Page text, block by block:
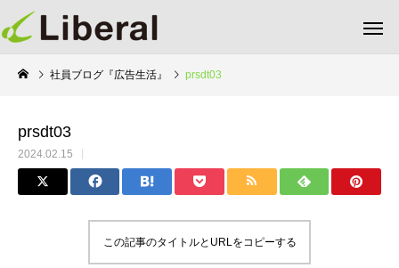
社員ブログ『広告生活』 prsdt03
prsdt03
2024.02.15
この記事のタイトルとURLをコピーする